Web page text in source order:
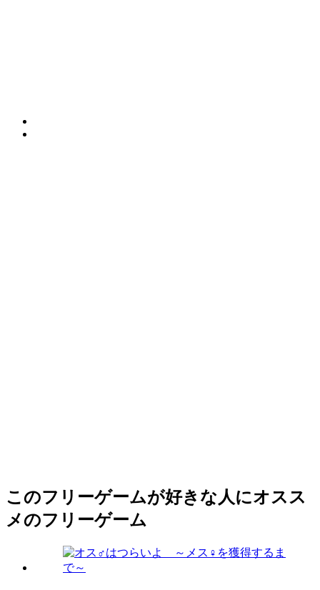
このフリーゲームが好きな人にオスス
メのフリーゲーム